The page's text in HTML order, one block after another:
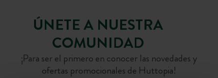
ÚNETE A NUESTRA
COMUNIDAD
¡Para ser el primero en conocer las novedades y
ofertas promocionales de Huttopia!